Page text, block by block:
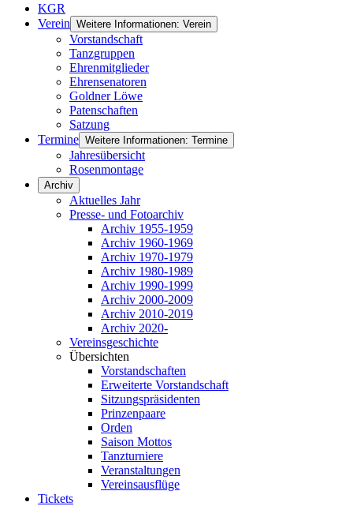
KGR
Verein Weitere Informationen: Verein
Vorstandschaft
Tanzgruppen
Ehrenmitglieder
Ehrensenatoren
Goldner Löwe
Patenschaften
Satzung
Termine Weitere Informationen: Termine
Jahresübersicht
Rosenmontage
Archiv
Aktuelles Jahr
Presse- und Fotoarchiv
Archiv 1955-1959
Archiv 1960-1969
Archiv 1970-1979
Archiv 1980-1989
Archiv 1990-1999
Archiv 2000-2009
Archiv 2010-2019
Archiv 2020-
Vereinsgeschichte
Übersichten
Vorstandschaften
Erweiterte Vorstandschaft
Sitzungspräsidenten
Prinzenpaare
Orden
Saison Mottos
Tanzturniere
Veranstaltungen
Vereinsausflüge
Tickets